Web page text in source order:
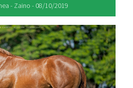
- Zaino - 08/10/2019